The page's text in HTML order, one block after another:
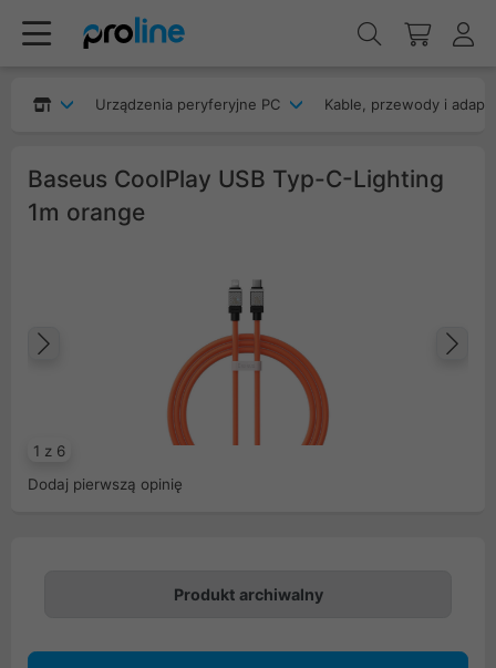
Urządzenia peryferyjne PC Kable, przewody i
Baseus CoolPlay USB Typ-C-Lighting
1m orange
1 z 6
Poprzedni
Dodaj pierwszą opinię
Produkt archiwalny